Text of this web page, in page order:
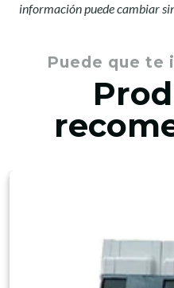
información puede cambiar
Puede que te